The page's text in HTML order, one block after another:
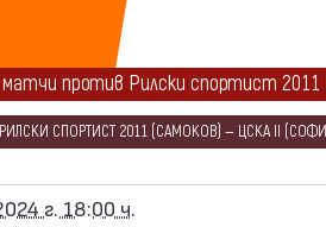
против Рилски спортист 2011
РИЛСКИ СПОРТИСТ 2011 (САМОКОВ) — ЦСКА II
г. 18:00 ч.